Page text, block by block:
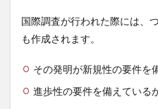
国際調査が行われた際には、
も作成されます。
その発明が新規性の要件を
進歩性の要件を備えている